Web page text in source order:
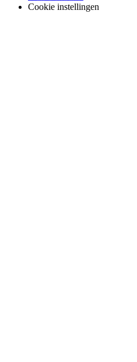
Cookie instellingen